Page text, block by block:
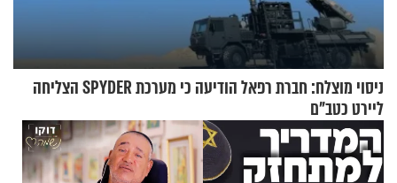
ניסוי מוצלח: חברת רפאל הודיעה כי מערכת SPYDER הצליחה
ליירט כטב"ם